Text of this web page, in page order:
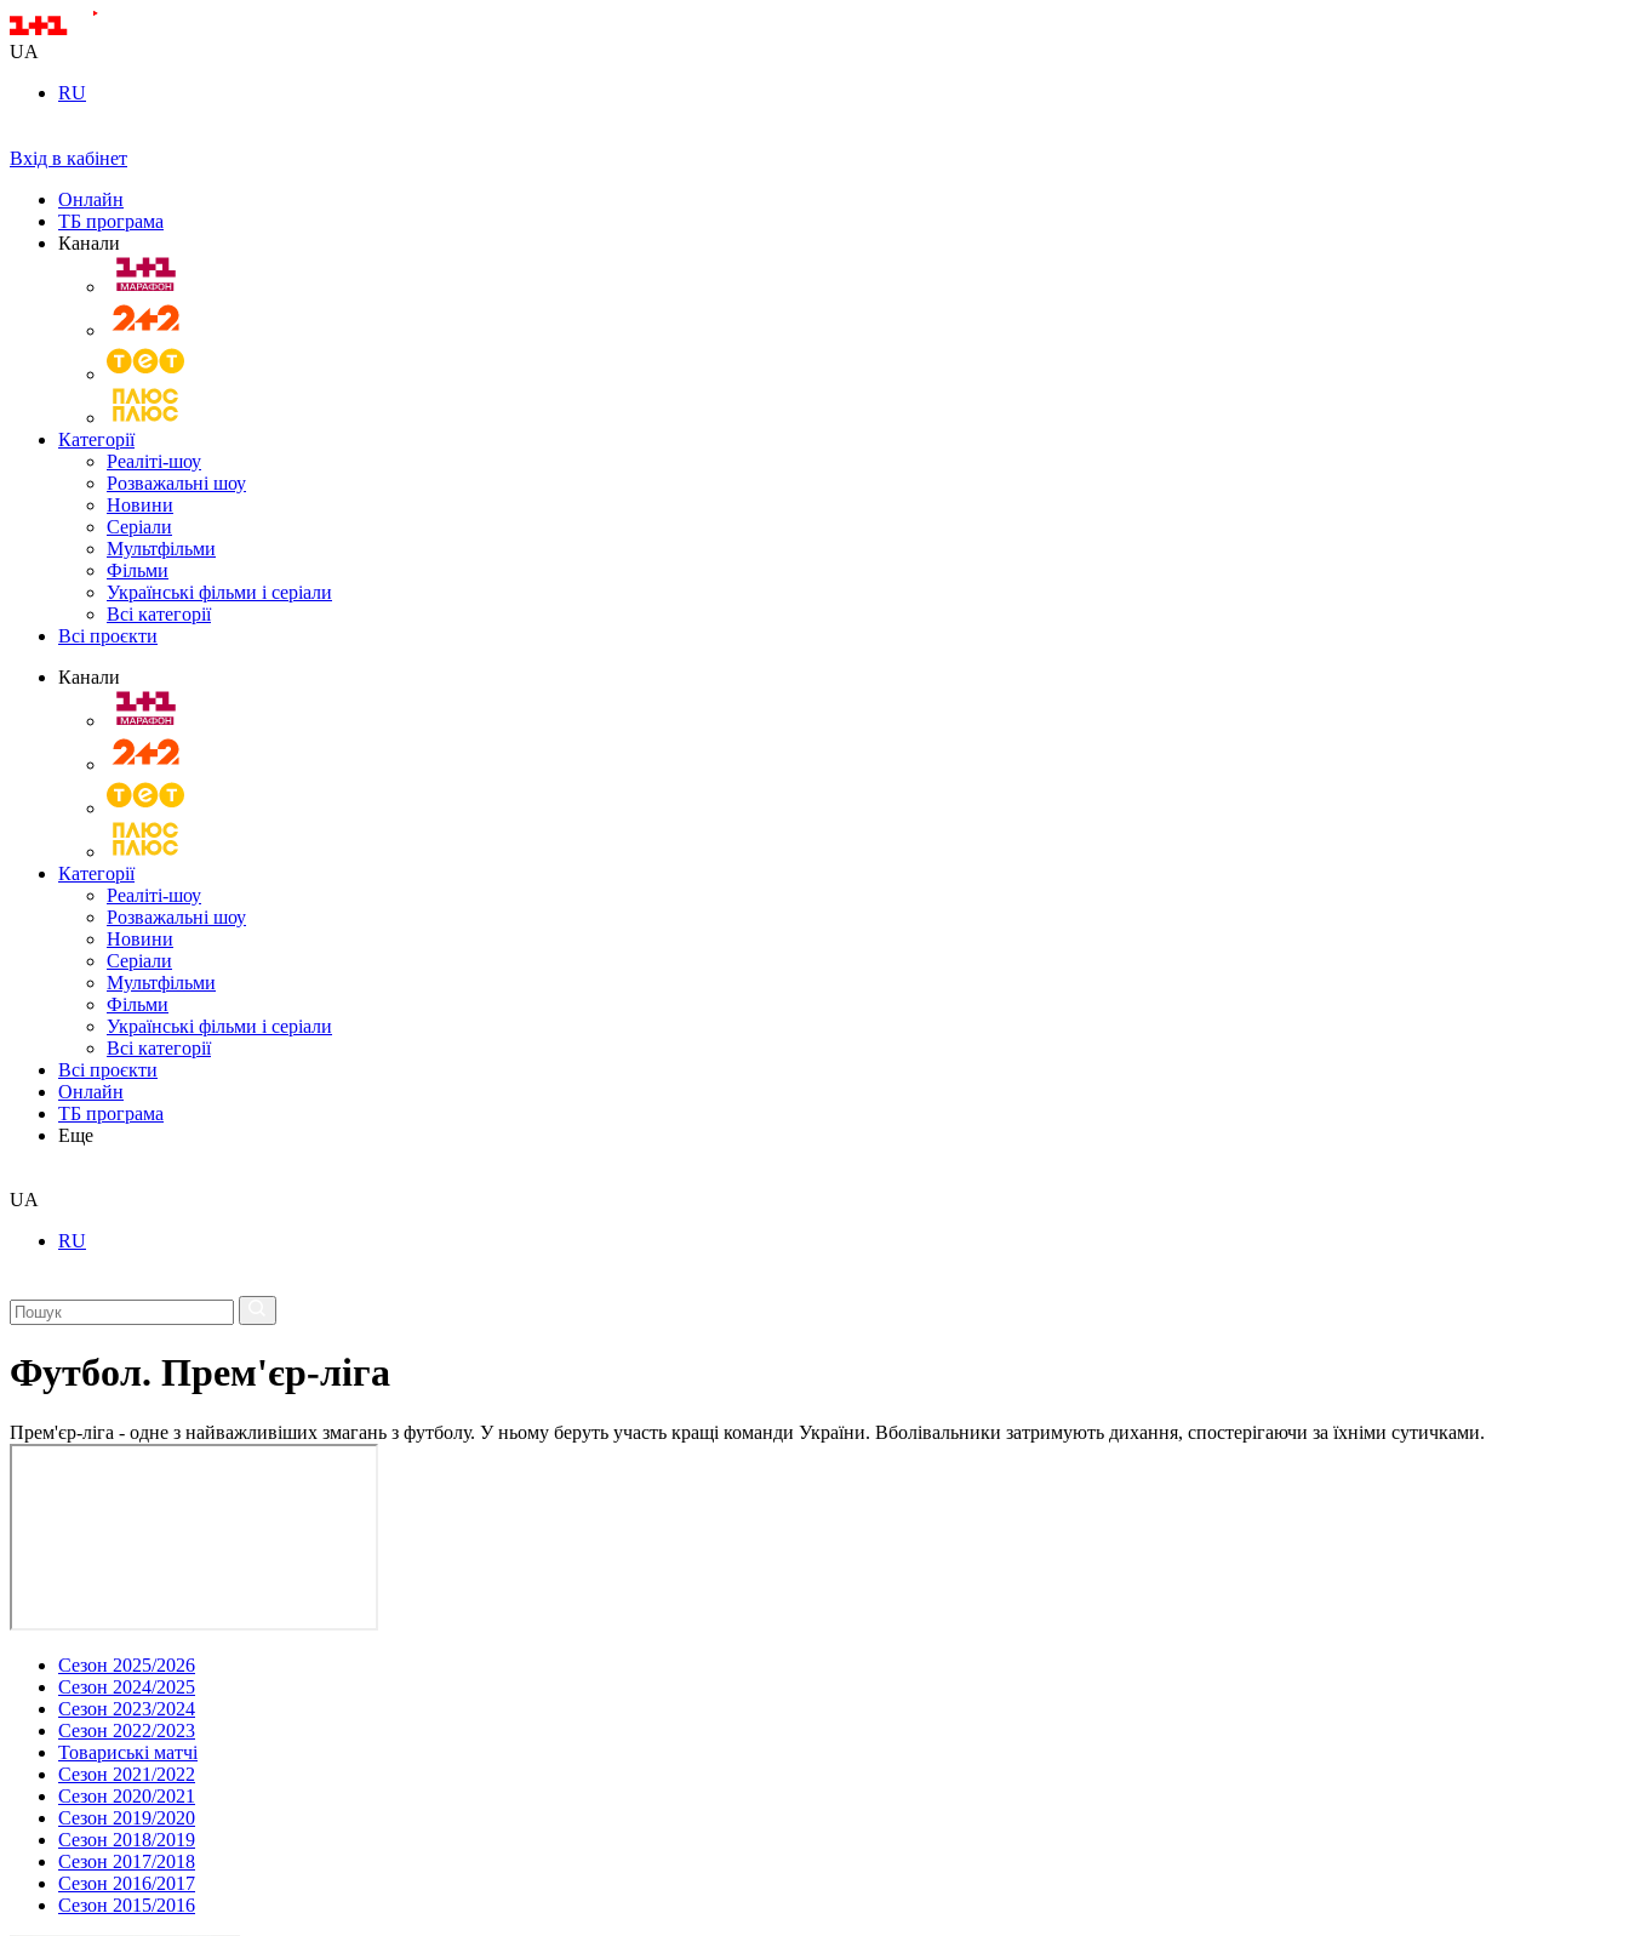
UA
RU
Вхід в кабінет
Онлайн
ТБ програма
Канали
Категорії
Реаліті-шоу
Розважальні шоу
Новини
Серіали
Мультфільми
Фільми
Українські фільми і серіали
Всі категорії
Всі проєкти
Канали
Категорії
Реаліті-шоу
Розважальні шоу
Новини
Серіали
Мультфільми
Фільми
Українські фільми і серіали
Всі категорії
Всі проєкти
Онлайн
ТБ програма
Еще
UA
RU
Футбол. Прем'єр-ліга
Прем'єр-ліга - одне з найважливіших змагань з футболу. У ньому беруть участь кращі команди України. Вболівальники затримують дихання, спостерігаючи за їхніми сутичками.
Сезон 2025/2026
Сезон 2024/2025
Сезон 2023/2024
Сезон 2022/2023
Товариські матчі
Сезон 2021/2022
Сезон 2020/2021
Сезон 2019/2020
Сезон 2018/2019
Сезон 2017/2018
Сезон 2016/2017
Сезон 2015/2016